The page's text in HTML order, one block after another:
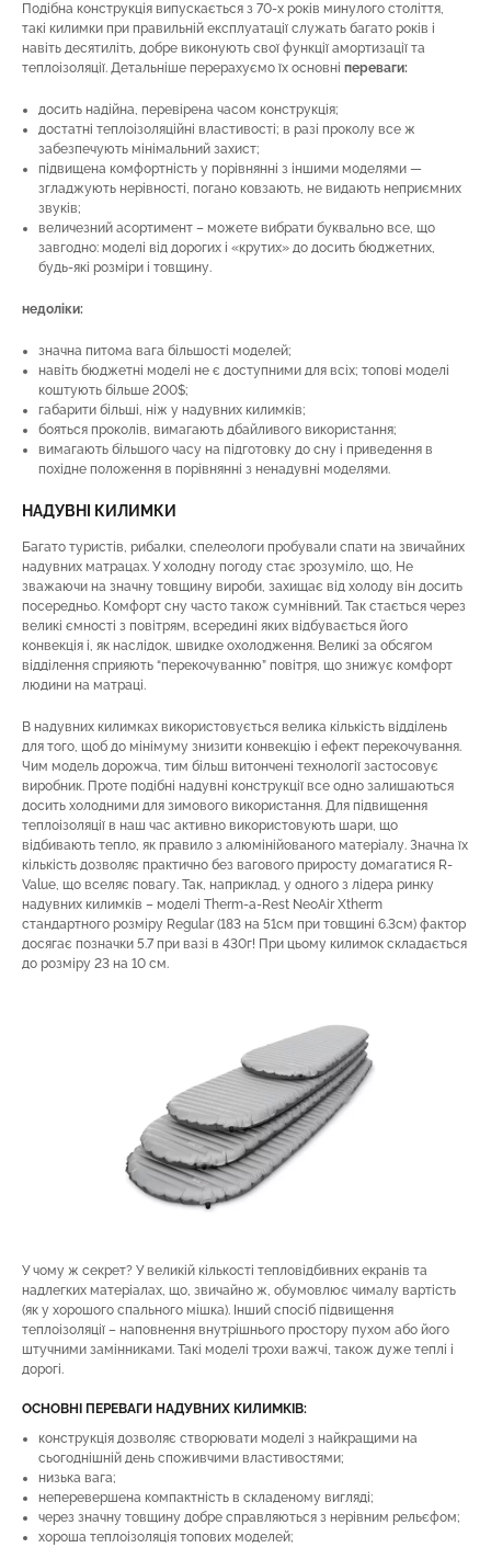
Подібна конструкція випускається з 70-х років минулого століття,
такі килимки при правильній експлуатації служать багато років і
навіть десятиліть, добре виконують свої функції амортизації та
теплоізоляції. Детальніше перерахуємо їх основні переваги:
досить надійна, перевірена часом конструкція;
достатні теплоізоляційні властивості; в разі проколу все ж
забезпечують мінімальний захист;
підвищена комфортність у порівнянні з іншими моделями —
згладжують нерівності, погано ковзають, не видають неприємних
звуків;
величезний асортимент – можете вибрати буквально все, що
завгодно: моделі від дорогих і «крутих» до досить бюджетних,
будь-які розміри і товщину.
недоліки:
значна питома вага більшості моделей;
навіть бюджетні моделі не є доступними для всіх; топові моделі
коштують більше 200$;
габарити більші, ніж у надувних килимків;
бояться проколів, вимагають дбайливого використання;
вимагають більшого часу на підготовку до сну і приведення в
похідне положення в порівнянні з ненадувні моделями.
НАДУВНІ КИЛИМКИ
Багато туристів, рибалки, спелеологи пробували спати на звичайних
надувних матрацах. У холодну погоду стає зрозуміло, що, Не
зважаючи на значну товщину вироби, захищає від холоду він досить
посередньо. Комфорт сну часто також сумнівний. Так стається через
великі ємності з повітрям, всередині яких відбувається його
конвекція і, як наслідок, швидке охолодження. Великі за обсягом
відділення сприяють “перекочуванню” повітря, що знижує комфорт
людини на матраці.
В надувних килимках використовується велика кількість відділень
для того, щоб до мінімуму знизити конвекцію і ефект перекочування.
Чим модель дорожча, тим більш витончені технології застосовує
виробник. Проте подібні надувні конструкції все одно залишаються
досить холодними для зимового використання. Для підвищення
теплоізоляції в наш час активно використовують шари, що
відбивають тепло, як правило з алюмінійованого матеріалу. Значна їх
кількість дозволяє практично без вагового приросту домагатися R-
Value, що вселяє повагу. Так, наприклад, у одного з лідера ринку
надувних килимків – моделі Therm-a-Rest NeoAir Xtherm
стандартного розміру Regular (183 на 51см при товщині 6.3см) фактор
досягає позначки 5.7 при вазі в 430г! При цьому килимок складається
до розміру 23 на 10 см.
У чому ж секрет? У великій кількості тепловідбивних екранів та
надлегких матеріалах, що, звичайно ж, обумовлює чималу вартість
(як у хорошого спального мішка). Інший спосіб підвищення
теплоізоляції – наповнення внутрішнього простору пухом або його
штучними замінниками. Такі моделі трохи важчі, також дуже теплі і
дорогі.
ОСНОВНІ ПЕРЕВАГИ НАДУВНИХ КИЛИМКІВ:
конструкція дозволяє створювати моделі з найкращими на
сьогоднішній день споживчими властивостями;
низька вага;
неперевершена компактність в складеному вигляді;
через значну товщину добре справляються з нерівним рельєфом;
хороша теплоізоляція топових моделей;